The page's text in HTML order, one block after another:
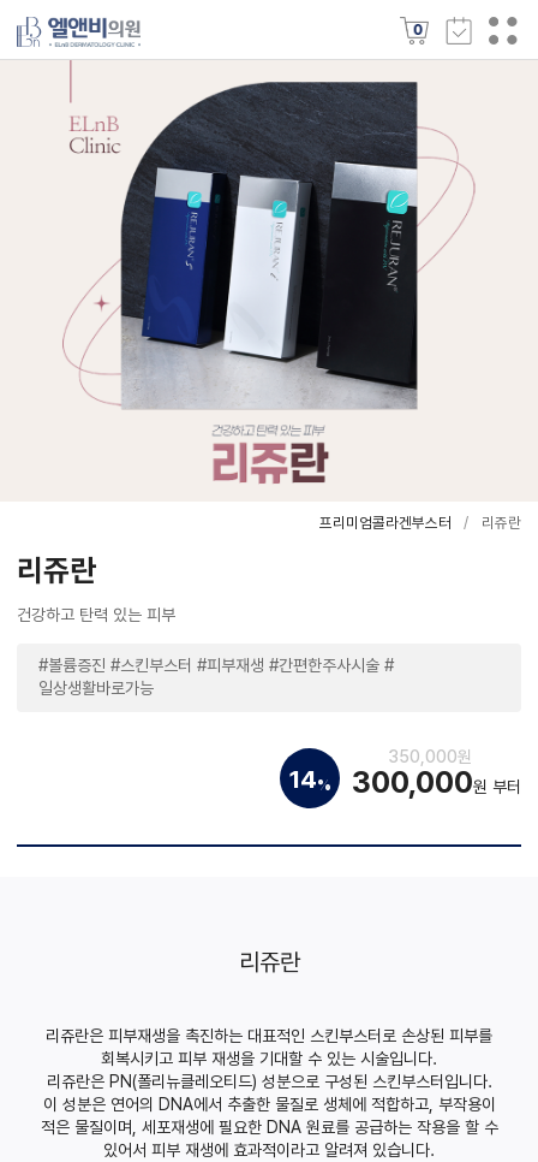
0
프리미엄콜라겐부스터 리쥬란
리쥬란
건강하고 탄력 있는 피부
#볼륨증진 #스킨부스터 #피부재생 #간편한주사시술 #
일상생활바로가능
14%
350,000원
300,000원 부터
리쥬란
리쥬란은 피부재생을 촉진하는 대표적인 스킨부스터로 손상된 피부를
회복시키고 피부 재생을 기대할 수 있는 시술입니다.
리쥬란은 PN(폴리뉴클레오티드) 성분으로 구성된 스킨부스터입니다.
이 성분은 연어의 DNA에서 추출한 물질로 생체에 적합하고, 부작용이
적은 물질이며, 세포재생에 필요한 DNA 원료를 공급하는 작용을 할 수
있어서 피부 재생에 효과적이라고 알려져 있습니다.